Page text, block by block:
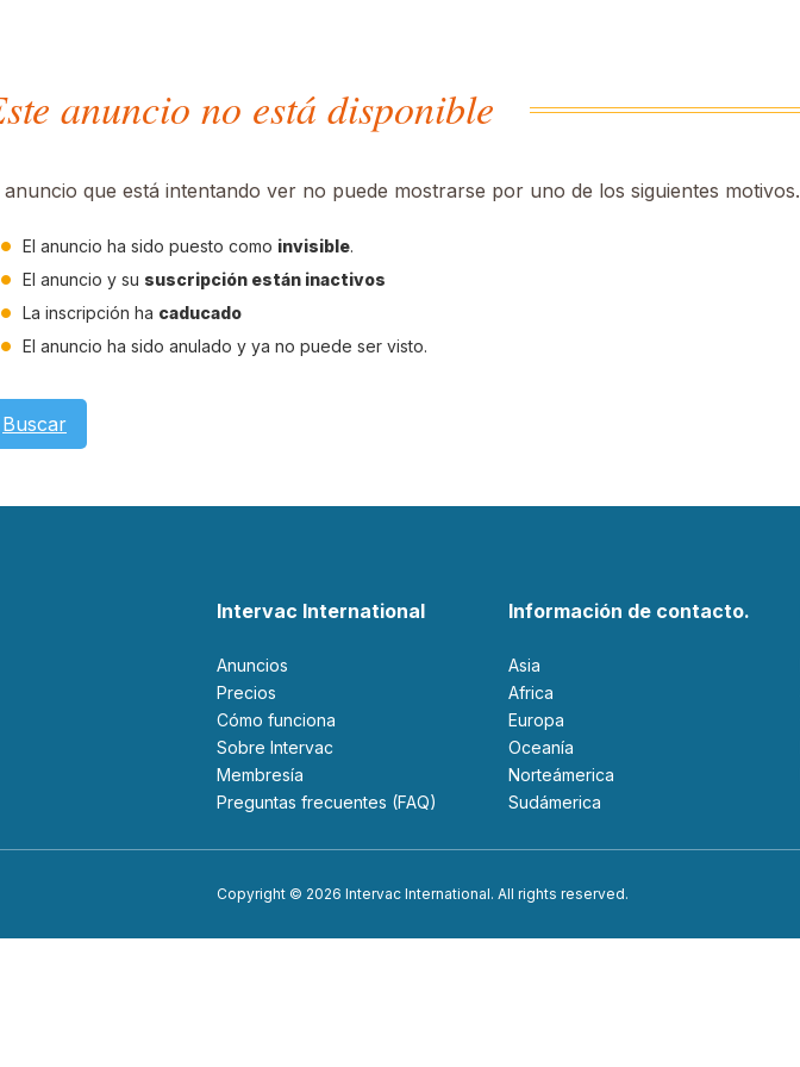
anuncio no está disponible
anuncio que está intentando ver no puede mostrarse por uno de los siguientes motivos.
El anuncio ha sido puesto como invisible.
El anuncio y su suscripción están inactivos
La inscripción ha caducado
El anuncio ha sido anulado y ya no puede ser visto.
Buscar
Intervac International
Anuncios
Precios
Cómo funciona
Sobre Intervac
Membresía
Preguntas frecuentes (FAQ)
Información de contacto.
Asia
Africa
Europa
Oceanía
Norteámerica
Sudámerica
Copyright © 2026 Intervac International. All rights reserved.